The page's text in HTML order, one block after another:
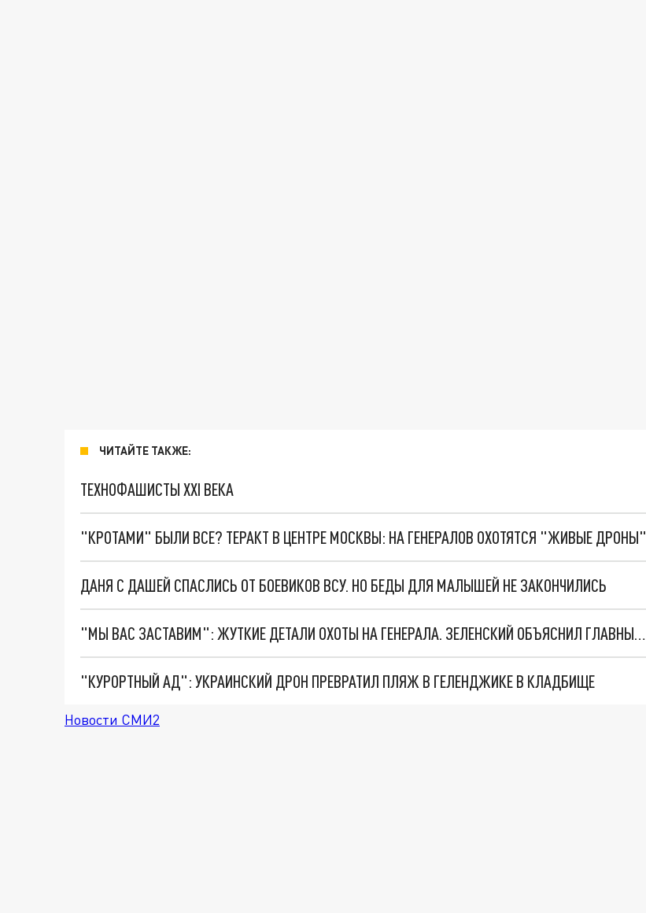
ЧИТАЙТЕ ТАКЖЕ:
ТЕХНОФАШИСТЫ XXI ВЕКА
"КРОТАМИ" БЫЛИ ВСЕ? ТЕРАКТ В ЦЕНТРЕ МОСКВЫ: НА ГЕНЕРАЛОВ ОХОТЯТСЯ "ЖИВЫЕ ДРОНЫ"
ДАНЯ С ДАШЕЙ СПАСЛИСЬ ОТ БОЕВИКОВ ВСУ. НО БЕДЫ ДЛЯ МАЛЫШЕЙ НЕ ЗАКОНЧИЛИСЬ
"МЫ ВАС ЗАСТАВИМ": ЖУТКИЕ ДЕТАЛИ ОХОТЫ НА ГЕНЕРАЛА. ЗЕЛЕНСКИЙ ОБЪЯСНИЛ ГЛАВНЫЙ СМЫСЛ ТЕРАКТА В ЦЕНТРЕ МОСКВЫ
"КУРОРТНЫЙ АД": УКРАИНСКИЙ ДРОН ПРЕВРАТИЛ ПЛЯЖ В ГЕЛЕНДЖИКЕ В КЛАДБИЩЕ
Новости СМИ2